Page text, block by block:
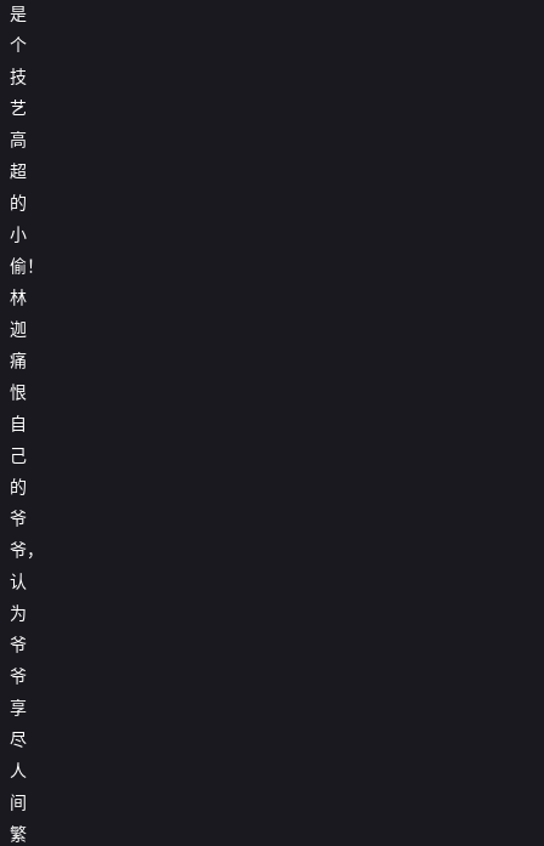
是
个
技
艺
高
超
的
小
偷！
林
迦
痛
恨
自
己
的
爷
爷，
认
为
爷
爷
享
尽
人
间
繁